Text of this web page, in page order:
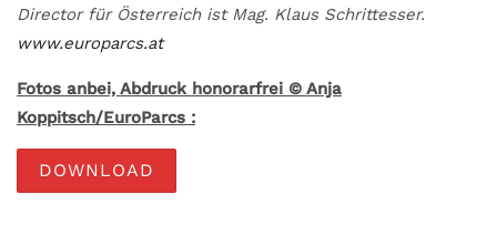
Director für Österreich ist Mag. Klaus Schrittesser.
www.europarcs.at
Fotos anbei, Abdruck honorarfrei © Anja
Koppitsch/EuroParcs :
DOWNLOAD